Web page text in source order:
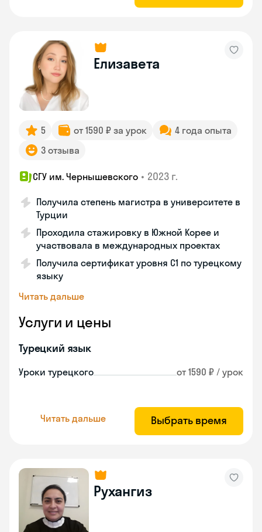
Елизавета
5 от 1590 ₽ за урок
4 года опыта
3 отзыва
СГУ им. Чернышевского • 2023 г.
Получила степень магистра в университете в
Турции
Проходила стажировку в Южной Корее и
участвовала в международных проектах
Получила сертификат уровня C1 по турецкому
языку
Читать дальше
Услуги и цены
Турецкий язык
Уроки турецкого от 1590 ₽ / урок
Читать дальше Выбрать время
Рухангиз